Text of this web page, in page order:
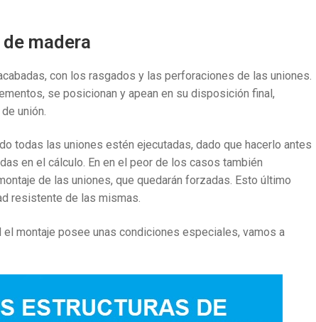
madera
con los rasgados y las perforaciones de las uniones.
se posicionan y apean en su disposición final,
unión.
todas las uniones estén ejecutadas, dado que hacerlo antes
en el cálculo. En en el peor de los casos también
de las uniones, que quedarán forzadas. Esto último
resistente de las mismas.
montaje posee unas condiciones especiales, vamos a